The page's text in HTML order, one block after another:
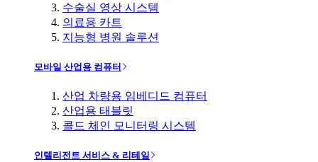
수술실 영상 시스템
의료용 카트
지능형 병원 솔루션
모바일 산업용 컴퓨터
산업 차량용 임베디드 컴퓨터
산업용 태블릿
콜드 체인 모니터링 시스템
인텔리전트 서비스 & 리테일